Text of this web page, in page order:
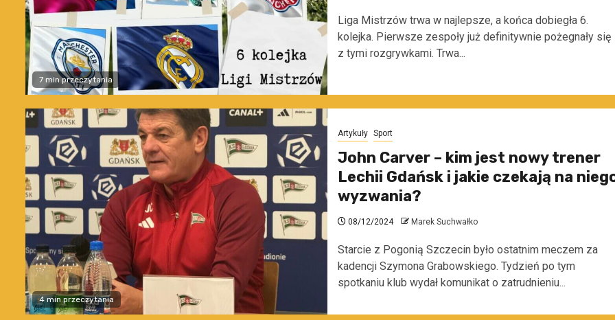
7 min przeczytania
Liga Mistrzów trwa w najlepsze, a końca dobiegła 6.
kolejka. Pierwsze zespoły już definitywnie pożegnały się
z tymi rozgrywkami. Trwa...
4 min przeczytania
Artykuły Sport
John Carver – kim jest nowy trener
Lechii Gdańsk i jakie czekają na
wyzwania?
08/12/2024 Marek Suchwałko
Starcie z Pogonią Szczecin było ostatnim meczem za
kadencji Szymona Grabowskiego. Tydzień po tym
spotkaniu klub wydał komunikat o zatrudnieniu...